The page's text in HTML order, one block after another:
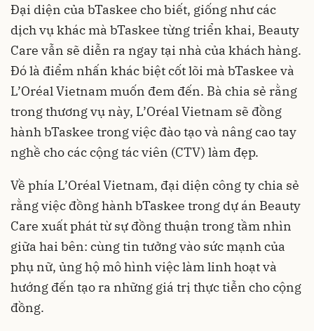
Đại diện của bTaskee cho biết, giống như các
dịch vụ khác mà bTaskee từng triển khai, Beauty
Care vẫn sẽ diễn ra ngay tại nhà của khách hàng.
Đó là điểm nhấn khác biệt cốt lõi mà bTaskee và
L’Oréal Vietnam muốn đem đến. Bà chia sẻ rằng
trong thương vụ này, L’Oréal Vietnam sẽ đồng
hành bTaskee trong việc đào tạo và nâng cao tay
nghề cho các cộng tác viên (CTV) làm đẹp.
Về phía L’Oréal Vietnam, đại diện công ty chia sẻ
rằng việc đồng hành bTaskee trong dự án Beauty
Care xuất phát từ sự đồng thuận trong tầm nhìn
giữa hai bên: cùng tin tưởng vào sức mạnh của
phụ nữ, ủng hộ mô hình việc làm linh hoạt và
hướng đến tạo ra những giá trị thực tiễn cho cộng
đồng.